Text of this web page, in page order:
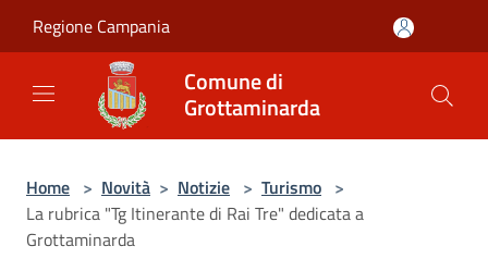
Regione Campania
Comune di
Grottaminarda
Home > Novità > Notizie > Turismo >
La rubrica "Tg Itinerante di Rai Tre" dedicata a
Grottaminarda